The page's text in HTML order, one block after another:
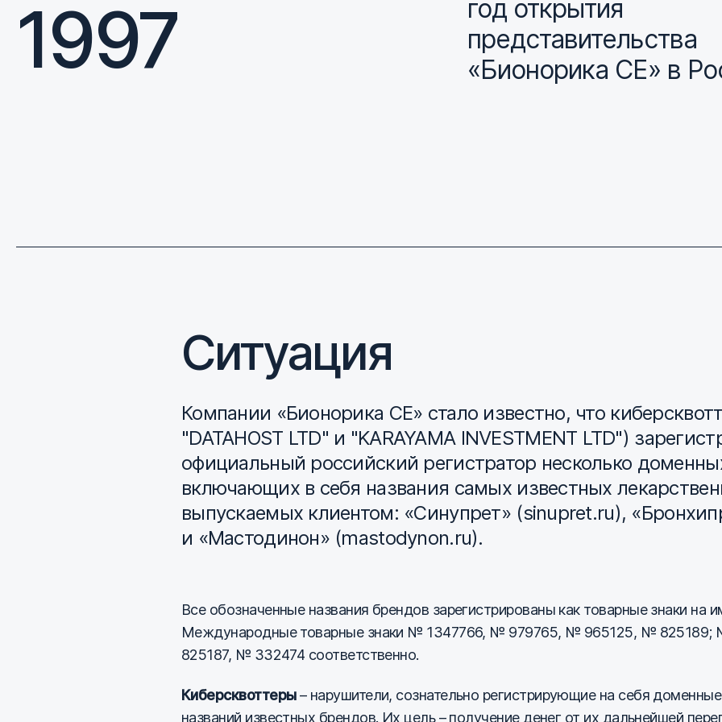
1997
год открытия
представительства
«Бионорика СЕ» в
Ситуация
Компании «Бионорика СЕ» стало известно, что
"DATAHOST LTD" и "KARAYAMA INVESTMENT LTD")
официальный российский регистратор несколько
включающих в себя названия самых известных
выпускаемых клиентом: «Синупрет» (sinupret.ru),
и «Мастодинон» (mastodynon.ru).
Все обозначенные названия брендов зарегистрированы как товарные знаки на
Международные товарные знаки № 1347766, № 979765, № 965125, №
825187, № 332474 соответственно.
Киберсквоттеры– нарушители, сознательно регистрирующие на себя
названий известных брендов. Их цель – получение денег от их дальнейшей